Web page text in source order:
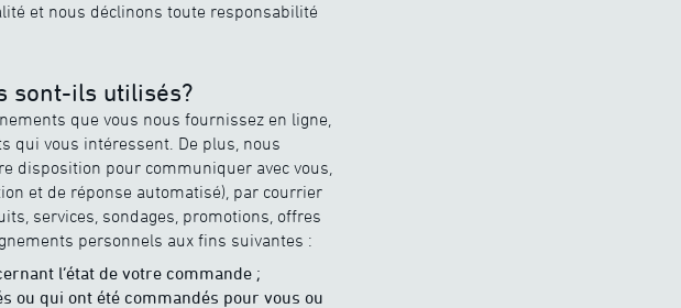
et nous déclinons toute responsabilité
sont-ils utilisés?
que vous nous fournissez en ligne,
qui vous intéressent. De plus, nous
disposition pour communiquer avec vous,
et de réponse automatisé), par courrier
services, sondages, promotions, offres
personnels aux fins suivantes :
l’état de votre commande ;
ou qui ont été commandés pour vous ou